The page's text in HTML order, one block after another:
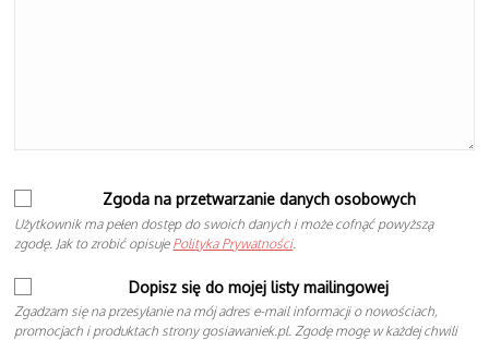
Zgoda na przetwarzanie danych osobowych
Użytkownik ma pełen dostęp do swoich danych i może cofnąć powyższą
zgodę. Jak to zrobić opisuje Polityka Prywatności.
Dopisz się do mojej listy mailingowej
Zgadzam się na przesyłanie na mój adres e-mail informacji o nowościach,
promocjach i produktach strony gosiawaniek.pl. Zgodę mogę w każdej chwili